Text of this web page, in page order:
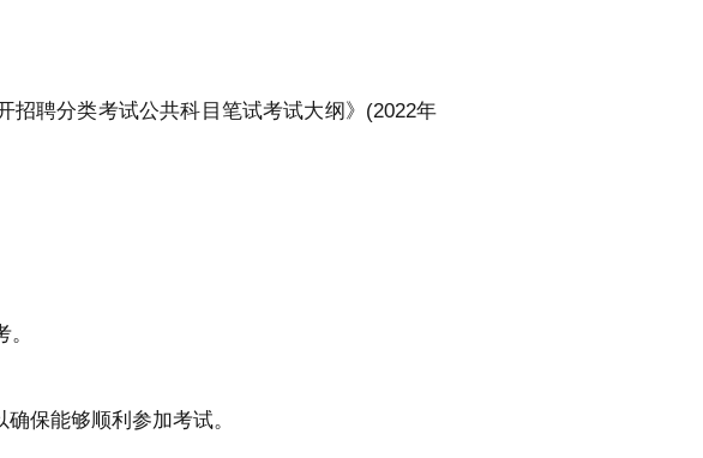
招聘分类考试公共科目笔试考试大纲》(2022年
保能够顺利参加考试。